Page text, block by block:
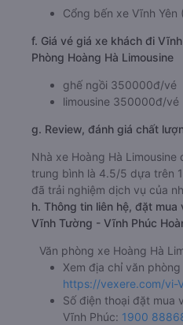
Cổng bến xe Vĩnh Yên
f. Giá vé giá xe khách đi
Phòng Hoàng Hà Limousine
ghế ngồi 350000đ/vé
limousine 350000đ/vé
g. Review, đánh giá chất
Nhà xe Hoàng Hà
trung bình là 4.5/5 dựa trên
đã trải nghiệm dịch vụ của
h. Thông tin liên hệ, đặt
Vĩnh Tường - Vĩnh Phúc
Văn phòng xe Hoàng Hà
Xem địa chỉ văn
https://vexere.com/vi-
Số điện thoại đặt mua
Vĩnh Phúc: 1900